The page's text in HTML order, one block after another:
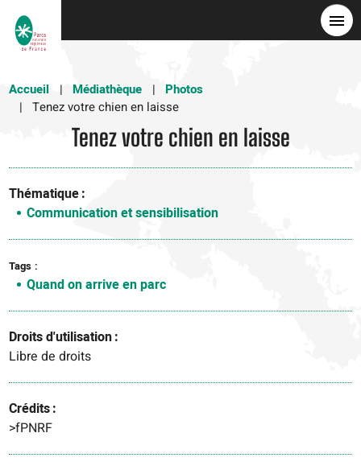
Accueil
Médiathèque
Photos
Tenez votre chien en laisse
Tenez votre chien en laisse
Thématique
Communication et sensibilisation
Tags
Quand on arrive en parc
Droits d'utilisation
Libre de droits
Crédits
>fPNRF